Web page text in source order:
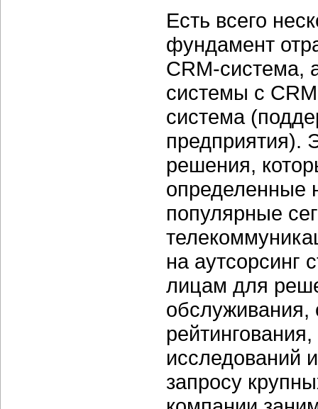
Есть всего
фундамент
CRM-система,
системы с
система
предприятия).
решения,
определенные
популярные
на аутсорсинг
лицам для
обслуживания,
исследований
запросу